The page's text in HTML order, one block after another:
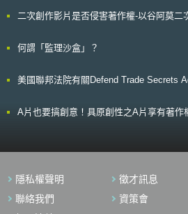
（Comprehensive and Progressive
資安全維護之相關措施與規範多有著墨。此肇
此外，資料跨境流通，對於國與國間、區域與
與法制趨勢將與全球貿易的未來息息相關，也
就2019年1月25日舉辦的「世界經濟論壇
子商務談判（WTO E-Commerce
線上購物與電信業（telecommunications），
二次創作影片是否侵害著作權-以谷阿莫二
何謂「監理沙盒」？
美國聯邦法院有關Defend Trade Secrets
A片也要搞創意！具原創性之A片享有著作
隱私權聲明 徵才訊息
聯絡我們
資策會